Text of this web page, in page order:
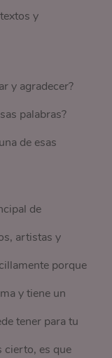
y
y agradecer?
palabras?
de esas
de
artistas y
porque
y tiene un
tener para tu
cierto, es que